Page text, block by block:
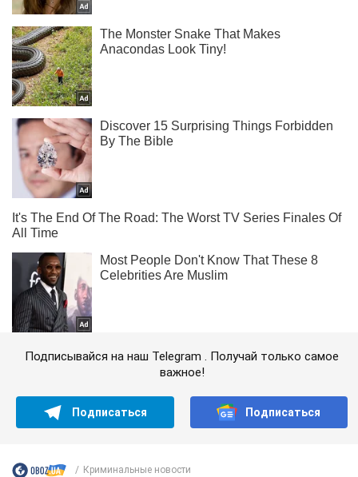
Подписывайся на наш Telegram . Получай только самое
важное!
Подписаться Подписаться
Криминальные новости